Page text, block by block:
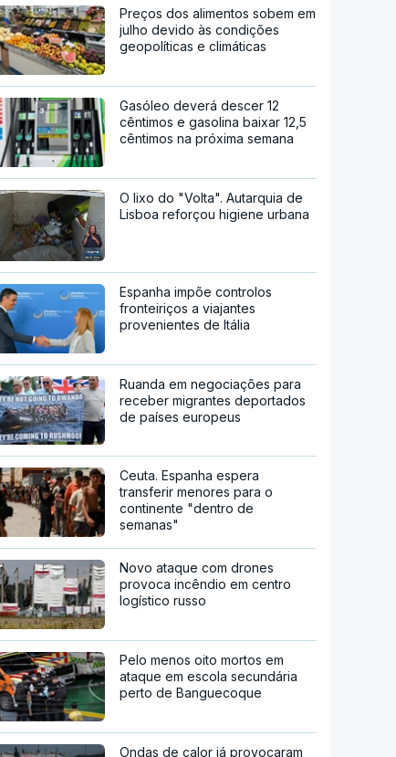
Preços dos alimentos sobem em
julho devido às condições
geopolíticas e climáticas
Gasóleo deverá descer 12
cêntimos e gasolina baixar 12,5
cêntimos na próxima semana
O lixo do "Volta". Autarquia de
Lisboa reforçou higiene urbana
Espanha impõe controlos
fronteiriços a viajantes
provenientes de Itália
Ruanda em negociações para
receber migrantes deportados
de países europeus
Ceuta. Espanha espera
transferir menores para o
continente "dentro de
semanas"
Novo ataque com drones
provoca incêndio em centro
logístico russo
Pelo menos oito mortos em
ataque em escola secundária
perto de Banguecoque
Ondas de calor já provocaram